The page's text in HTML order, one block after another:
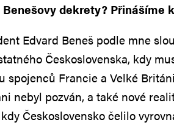
dekrety? Přinášíme
Edvard Beneš podle mne
Československa, kdy
spojenců Francie a Velké
nebyl pozván, a také nové
Československo čelilo